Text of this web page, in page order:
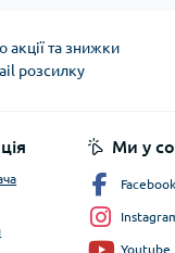
акції та знижки
розсилку
Ми у
Facebook
Youtube